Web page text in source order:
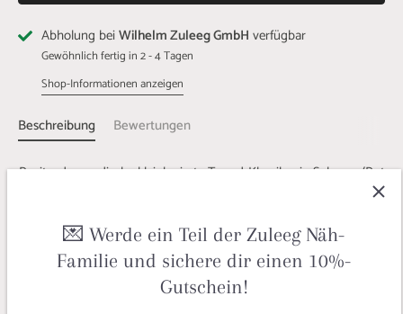
Abholung beiWilhelm Zuleeg GmbH verfügbar
Gewöhnlich fertig in 2 - 4 Tagen
Shop-Informationen anzeigen
Beschreibung Bewertungen
Pepita, der modische kleinkarierte Tweed-Klassiker in Schwarz/Rot
Produkt100% Made in Germany– eine einmalige
Stoffinnovation aus dem Hause Zuleeg mit der Garantie für ein
langlebiges Produkt, das nachhaltigst hergestellt wird und die
Umweltressourcen schont.
💌 Werde ein Teil der Zuleeg Näh-
Familie und sichere dir einen 10%-
Gutschein!